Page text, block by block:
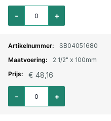
Aantal voor Pijpnippel RVS nr. 23
+
-
SB04051680
2 1/2" x 100mm
€ 48,16
Aantal voor Pijpnippel RVS nr. 23
+
-